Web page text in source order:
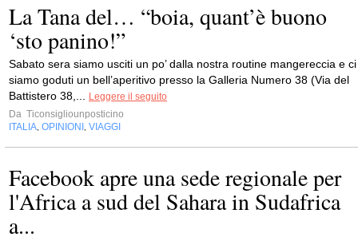
La Tana del… “boia, quant’è buono
‘sto panino!”
Sabato sera siamo usciti un po’ dalla nostra routine mangereccia e ci
siamo goduti un bell’aperitivo presso la Galleria Numero 38 (Via del
Battistero 38,...
Leggere il seguito
Da Ticonsigliounposticino
ITALIA OPINIONI VIAGGI
Facebook apre una sede regionale per
l'Africa a sud del Sahara in Sudafrica
a...